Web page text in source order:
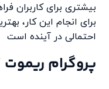
بیشتری برای کاربران
برای انجام این کار،
احتمالی در آینده است
پروگرام ریموت